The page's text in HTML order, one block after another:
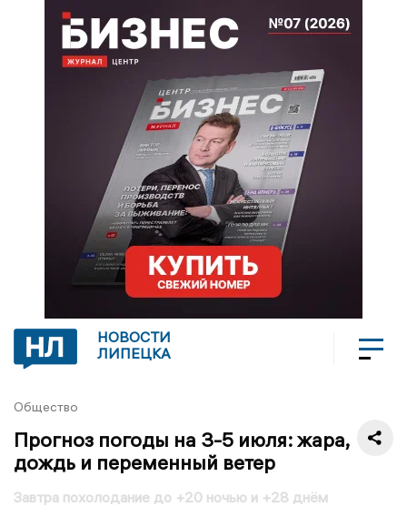
НОВОСТИ
ЛИПЕЦКА
Общество
Прогноз погоды на 3-5 июля: жара,
дождь и переменный ветер
Завтра похолодание до +20 ночью и +28 днём